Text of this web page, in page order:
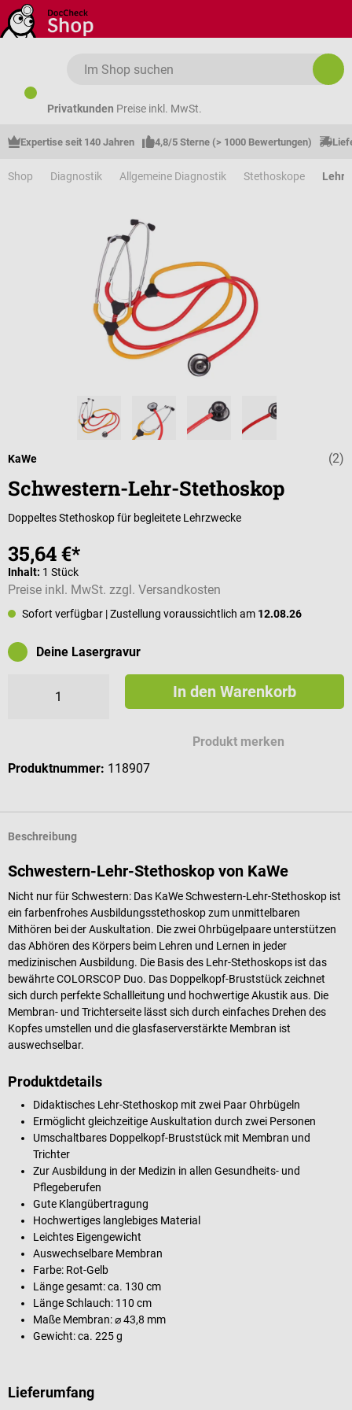
Zum Hauptinhalt springen
Privatkunden Preise inkl. MwSt.
Expertise seit 140 Jahren 4,8/5 Sterne (> 1000 Bewertungen)
Shop Diagnostik Allgemeine Diagnostik Stethoskope
(2)
KaWe
Schwestern-Lehr-Stethoskop
Doppeltes Stethoskop für begleitete Lehrzwecke
35,64 €*
Inhalt: 1 Stück
Preise inkl. MwSt. zzgl. Versandkosten
Sofort verfügbar | Zustellung voraussichtlich am 12.08.26
Deine Lasergravur
In den Warenkorb
Produkt merken
Produktnummer: 118907
Beschreibung
Schwestern-Lehr-Stethoskop von KaWe
Nicht nur für Schwestern: Das KaWe Schwestern-Lehr-Stethoskop ist
ein farbenfrohes Ausbildungsstethoskop zum unmittelbaren
Mithören bei der Auskultation. Die zwei Ohrbügelpaare unterstützen
das Abhören des Körpers beim Lehren und Lernen in jeder
medizinischen Ausbildung. Die Basis des Lehr-Stethoskops ist das
bewährte COLORSCOP Duo. Das Doppelkopf-Bruststück zeichnet
sich durch perfekte Schallleitung und hochwertige Akustik aus. Die
Membran- und Trichterseite lässt sich durch einfaches Drehen des
Kopfes umstellen und die glasfaserverstärkte Membran ist
auswechselbar.
Produktdetails
Didaktisches Lehr-Stethoskop mit zwei Paar Ohrbügeln
Ermöglicht gleichzeitige Auskultation durch zwei Personen
Umschaltbares Doppelkopf-Bruststück mit Membran und
Trichter
Zur Ausbildung in der Medizin in allen Gesundheits- und
Pflegeberufen
Gute Klangübertragung
Hochwertiges langlebiges Material
Leichtes Eigengewicht
Auswechselbare Membran
Farbe: Rot-Gelb
Länge gesamt: ca. 130 cm
Länge Schlauch: 110 cm
Maße Membran: ⌀ 43,8 mm
Gewicht: ca. 225 g
Lieferumfang